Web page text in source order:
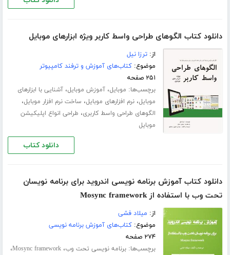
دانلود کتاب الگوهای طراحی واسط کاربر ویژه ابزارهای موبایل
از:ترزا نیل
موضوع:کتاب‌های آموزش و ترفند کامپیوتر
۲۵۱ صفحه
برچسب‌ها: موبایل،آموزش موبایل،آشنایی با ابزارهای
موبایل،نرم افزارهای موبایل، ساخت نرم افزار موبایل،
الگوهای طراحی واسط کاربری، طراحی انواع اپلیکیشن
موبایل
دانلود کتاب
دانلود کتاب آموزش برنامه نویسی اندروید برای برنامه نویسان
تحت وب با استفاده از Mosync framework
از: میلاد فشی
موضوع:کتاب‌های آموزش برنامه نویسی
۲۷۴ صفحه
برچسب‌ها:برنامه نویسی تحت وب،Mosync framework،